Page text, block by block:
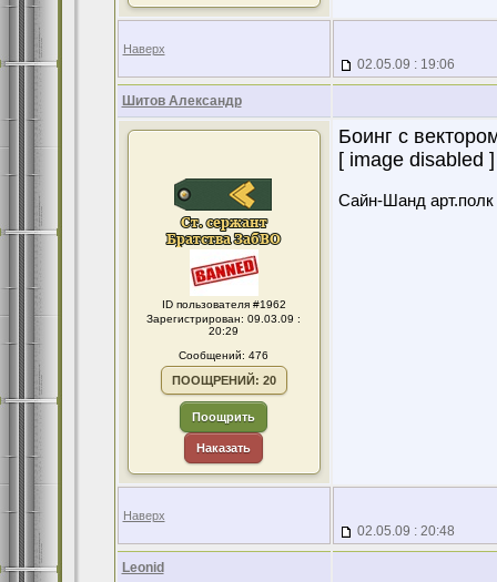
Наверх
02.05.09 : 19:06
Шитов Александр
ID пользователя #1962
Зарегистрирован: 09.03.09 :
20:29
Сообщений: 476
ПООЩРЕНИЙ: 20
Поощрить
Наказать
Боинг с
[ image disabled ]
Сайн-Шанд арт.полк
Наверх
02.05.09 : 20:48
Leonid